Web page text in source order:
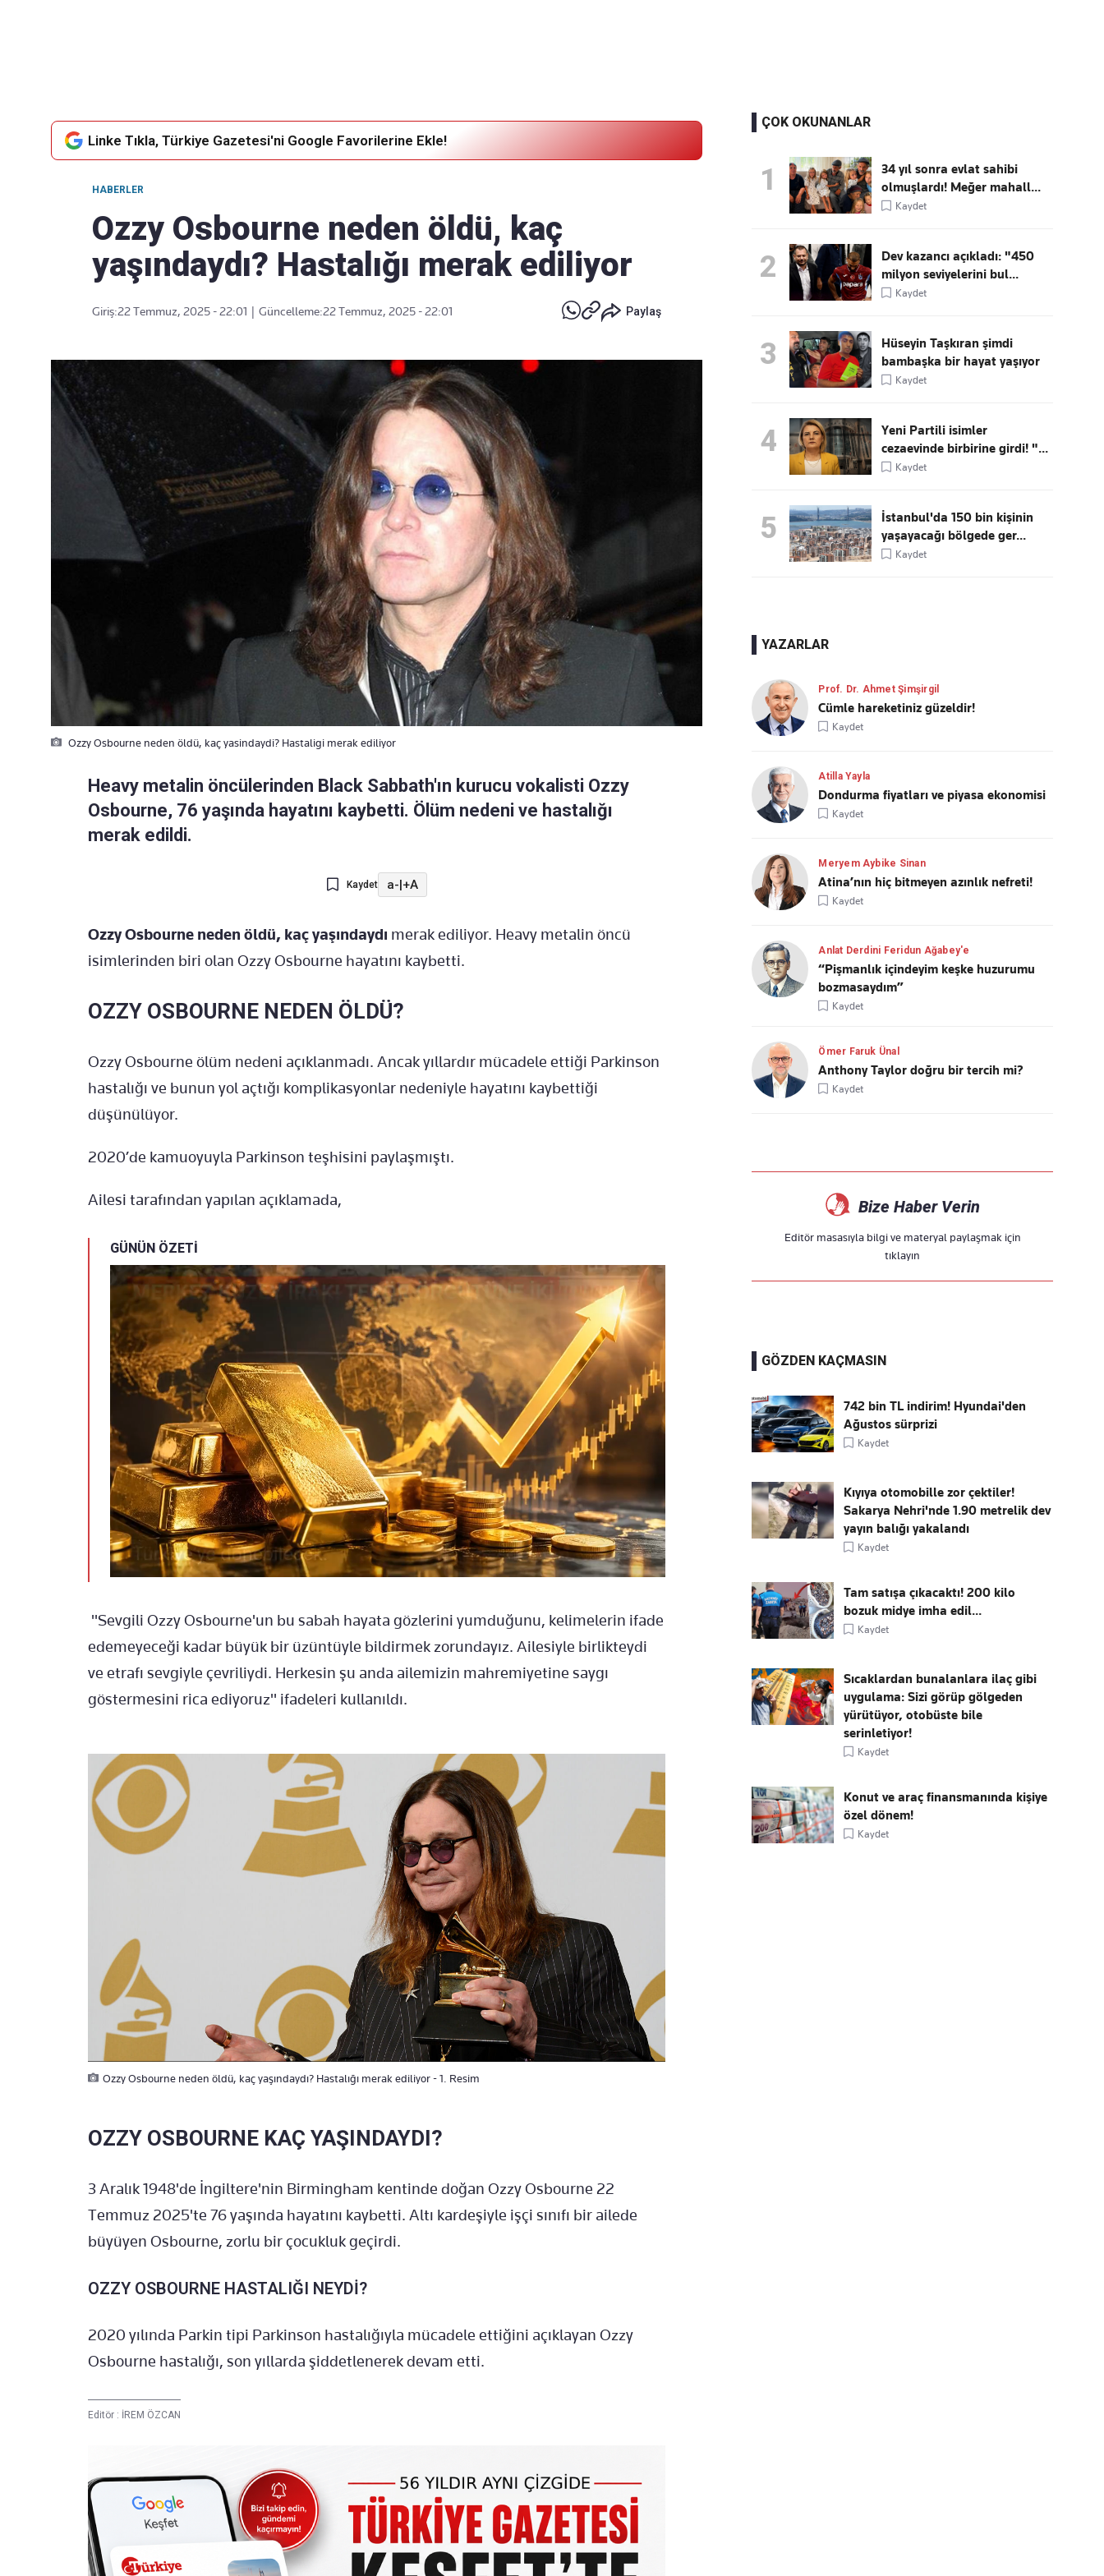
Linke Tıkla, Türkiye Gazetesi'ni Google Favorilerine Ekle!
HABERLER
Ozzy Osbourne neden öldü, kaç
yaşındaydı? Hastalığı merak ediliyor
Giriş:22 Temmuz, 2025 - 22:01 Güncelleme:22 Temmuz, 2025 - 22:01 Paylaş
Ozzy Osbourne neden öldü, kaç yasindaydi? Hastaligi merak ediliyor
Heavy metalin öncülerinden Black Sabbath'ın kurucu vokalisti Ozzy
Osbourne, 76 yaşında hayatını kaybetti. Ölüm nedeni ve hastalığı
merak edildi.
Kaydet a-|+A
Ozzy Osbourne neden öldü, kaç yaşındaydı merak ediliyor. Heavy metalin öncü
isimlerinden biri olan Ozzy Osbourne hayatını kaybetti.
OZZY OSBOURNE NEDEN ÖLDÜ?
Ozzy Osbourne ölüm nedeni açıklanmadı. Ancak yıllardır mücadele ettiği Parkinson
hastalığı ve bunun yol açtığı komplikasyonlar nedeniyle hayatını kaybettiği
düşünülüyor.
2020’de kamuoyuyla Parkinson teşhisini paylaşmıştı.
Ailesi tarafından yapılan açıklamada,
GÜNÜN ÖZETİ
"Sevgili Ozzy Osbourne'un bu sabah hayata gözlerini yumduğunu, kelimelerin ifade
edemeyeceği kadar büyük bir üzüntüyle bildirmek zorundayız. Ailesiyle birlikteydi
ve etrafı sevgiyle çevriliydi. Herkesin şu anda ailemizin mahremiyetine saygı
göstermesini rica ediyoruz" ifadeleri kullanıldı.
Ozzy Osbourne neden öldü, kaç yaşındaydı? Hastalığı merak ediliyor - 1. Resim
OZZY OSBOURNE KAÇ YAŞINDAYDI?
3 Aralık 1948'de İngiltere'nin Birmingham kentinde doğan Ozzy Osbourne 22
Temmuz 2025'te 76 yaşında hayatını kaybetti. Altı kardeşiyle işçi sınıfı bir ailede
büyüyen Osbourne, zorlu bir çocukluk geçirdi.
OZZY OSBOURNE HASTALIĞI NEYDİ?
2020 yılında Parkin tipi Parkinson hastalığıyla mücadele ettiğini açıklayan Ozzy
Osbourne hastalığı, son yıllarda şiddetlenerek devam etti.
Editör : İREM ÖZCAN
ÇOK OKUNANLAR
1
34 yıl sonra evlat sahibi
olmuşlardı! Meğer mahall...
Kaydet
2
Dev kazancı açıkladı: "450
milyon seviyelerini bul...
Kaydet
3
Hüseyin Taşkıran şimdi
bambaşka bir hayat yaşıyor
Kaydet
4
Yeni Partili isimler
cezaevinde birbirine girdi! "...
Kaydet
5
İstanbul'da 150 bin kişinin
yaşayacağı bölgede ger...
Kaydet
YAZARLAR
Prof. Dr. Ahmet Şimşirgil
Cümle hareketiniz güzeldir!
Kaydet
Atilla Yayla
Dondurma fiyatları ve piyasa ekonomisi
Kaydet
Meryem Aybike Sinan
Atina’nın hiç bitmeyen azınlık nefreti!
Kaydet
Anlat Derdini Feridun Ağabey'e
“Pişmanlık içindeyim keşke huzurumu
bozmasaydım”
Kaydet
Ömer Faruk Ünal
Anthony Taylor doğru bir tercih mi?
Kaydet
Bize Haber Verin
Editör masasıyla bilgi ve materyal paylaşmak için
tıklayın
GÖZDEN KAÇMASIN
742 bin TL indirim! Hyundai'den
Ağustos sürprizi
Kaydet
Kıyıya otomobille zor çektiler!
Sakarya Nehri'nde 1.90 metrelik dev
yayın balığı yakalandı
Kaydet
Tam satışa çıkacaktı! 200 kilo
bozuk midye imha edil...
Kaydet
Sıcaklardan bunalanlara ilaç gibi
uygulama: Sizi görüp gölgeden
yürütüyor, otobüste bile
serinletiyor!
Kaydet
Konut ve araç finansmanında kişiye
özel dönem!
Kaydet